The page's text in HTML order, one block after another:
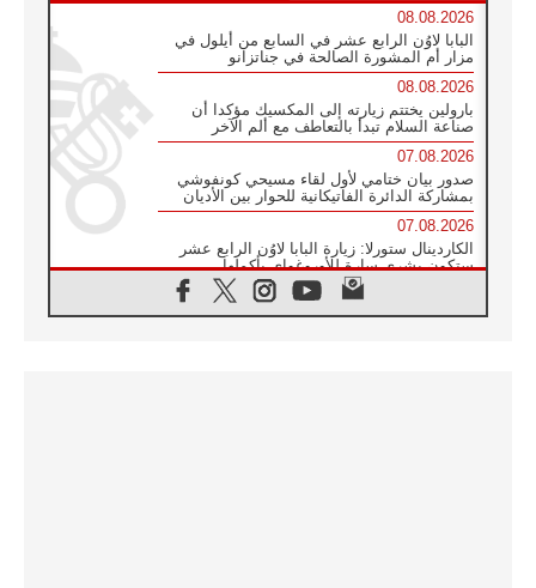
08.08.2026
البابا لاوُن الرابع عشر في السابع من أيلول في
مزار أم المشورة الصالحة في جناتزانو
08.08.2026
بارولين يختتم زيارته إلى المكسيك مؤكدا أن
صناعة السلام تبدأ بالتعاطف مع ألم الآخر
07.08.2026
صدور بيان ختامي لأول لقاء مسيحي كونفوشي
بمشاركة الدائرة الفاتيكانية للحوار بين الأديان
07.08.2026
الكاردينال ستورلا: زيارة البابا لاوُن الرابع عشر
ستكون بشرى سارة للأوروغواي بأكملها
الفاتيكان يعلن برنامج الزيارة الرسولية للبابا لاوُن